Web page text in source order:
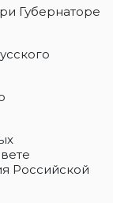
Губернаторе
Российской